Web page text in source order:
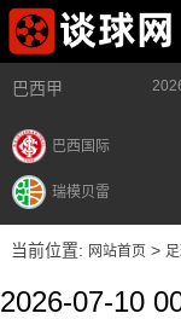
巴西甲
巴西国际
瑞模贝雷
当前位置: 网站首页>
2026-07-10